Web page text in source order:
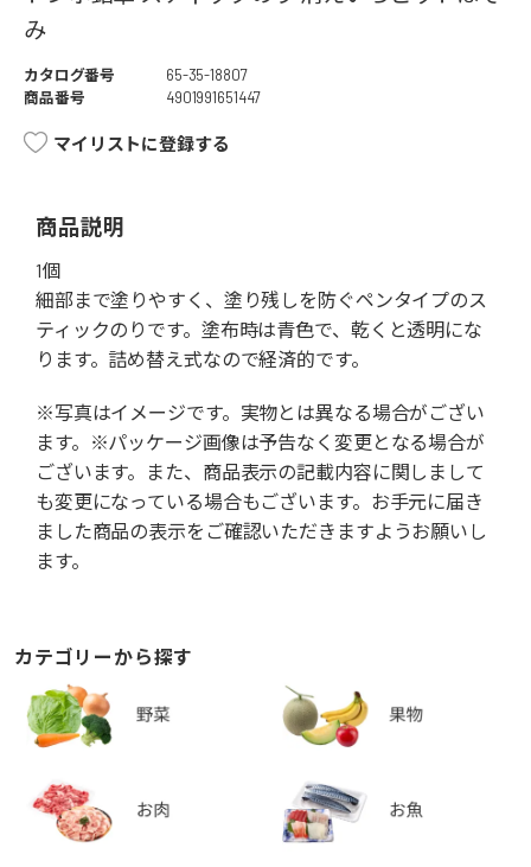
み
カタログ番号
65-35-18807
商品番号
4901991651447
マイリストに登録する
商品説明
1個
細部まで塗りやすく、塗り残しを防ぐペンタイプのス
ティックのりです。塗布時は青色で、乾くと透明にな
ります。詰め替え式なので経済的です。
※写真はイメージです。実物とは異なる場合がござい
ます。※パッケージ画像は予告なく変更となる場合が
ございます。また、商品表示の記載内容に関しまして
も変更になっている場合もございます。お手元に届き
ました商品の表示をご確認いただきますようお願いし
ます。
カテゴリーから探す